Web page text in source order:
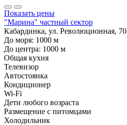
Показать цены
"Марина" частный сектор
Кабардинка, ул. Революционная, 70
До моря: 1000 м
До центра: 1000 м
Общая кухня
Телевизор
Автостоянка
Кондиционер
Wi-Fi
Дети любого возраста
Размещение с питомцами
Холодильник